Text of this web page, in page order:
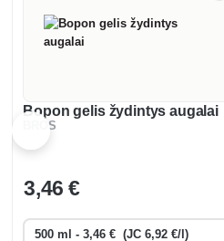
Bopon gelis žydintys augalai
BROS
3,46 €